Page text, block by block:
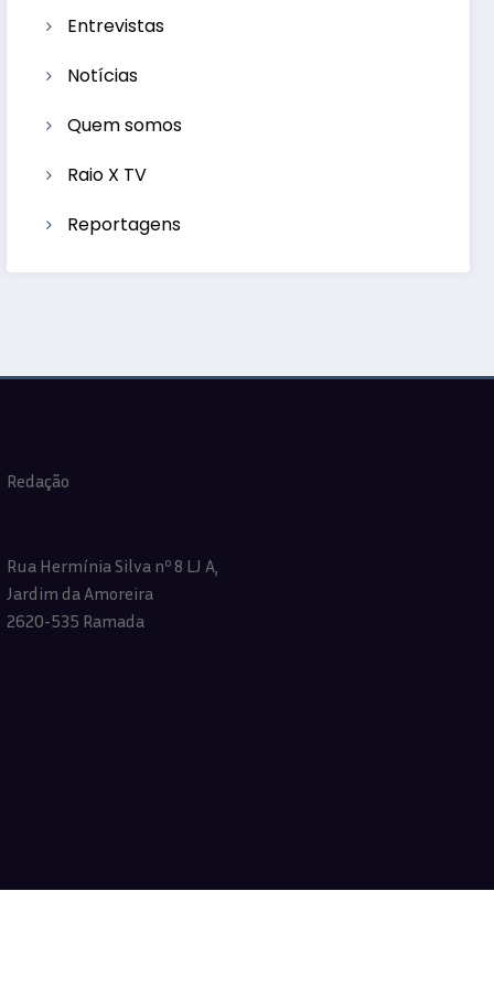
Entrevistas
Notícias
Quem somos
Raio X TV
Reportagens
Redação
Rua Hermínia Silva nº 8 LJ A,
Jardim da Amoreira
2620-535 Ramada